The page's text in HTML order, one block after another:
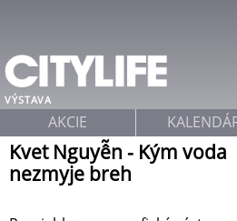
VÝSTAVA
Kvet Nguyễn - Kým voda
nezmyje breh
AKCIE